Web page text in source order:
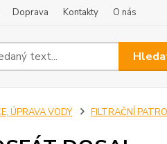
Doprava Kontakty O nás
ÚPRAVA VODY FILTRAČNÍ